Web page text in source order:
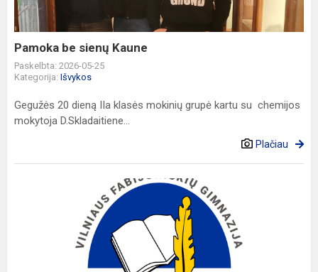
Pamoka be sienų Kaune
Paskelbta: 2026-05-25
Kategorija: Išvykos
Gegužės 20 dieną IIa klasės mokinių grupė kartu su chemijos
mokytoja D.Skladaitiene...
Plačiau
infrastruktūros